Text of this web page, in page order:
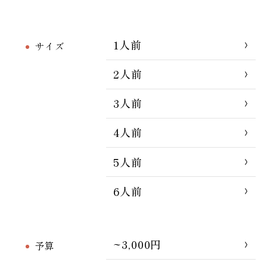
サイズ
1人前
2人前
3人前
4人前
5人前
6人前
予算
~3,000円